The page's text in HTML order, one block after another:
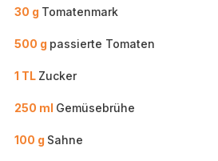
30 g Tomatenmark
500 g passierte Tomaten
1 TL Zucker
250 ml Gemüsebrühe
100 g Sahne